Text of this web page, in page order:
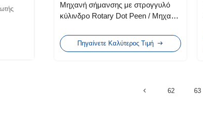
Μηχανή σήμανσης με στρογγυλό
κύλινδρο Rotary Dot Peen / Μηχανή
Πηγαίνετε Καλύτερος Τιμή
62 63